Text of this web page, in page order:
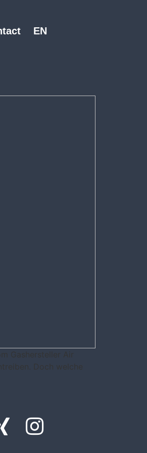
EN
Gashersteller Air
Doch welche